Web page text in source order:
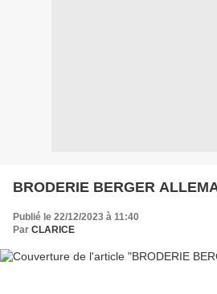
BRODERIE BERGER
Publié le 22/12/2023 à 11:40
Par CLARICE